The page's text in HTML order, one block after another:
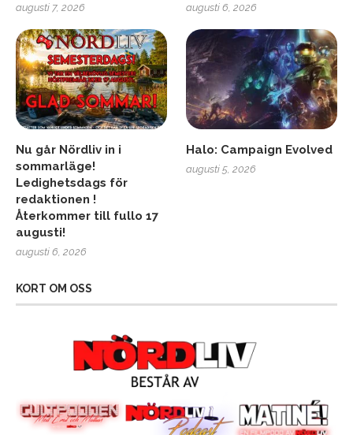
augusti 7, 2026 augusti 6, 2026
Nu går Nördliv in i
sommarläge!
Ledighetsdags för
redaktionen !
Återkommer till fullo 17
augusti!
augusti 6, 2026
Halo: Campaign Evolved
augusti 5, 2026
KORT OM OSS